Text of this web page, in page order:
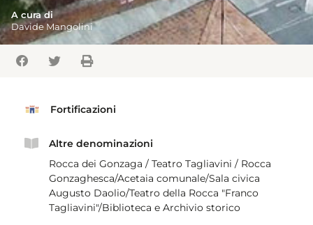
A cura di
Davide Mangolini
Fortificazioni
Altre denominazioni
Rocca dei Gonzaga / Teatro Tagliavini / Rocca
Gonzaghesca/Acetaia comunale/Sala civica
Augusto Daolio/Teatro della Rocca "Franco
Tagliavini"/Biblioteca e Archivio storico